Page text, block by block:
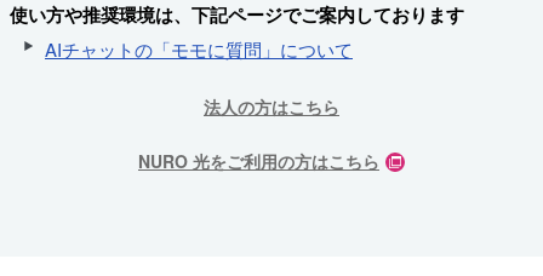
使い方や推奨環境は、下記ページでご案内しております
AIチャットの「モモに質問」について
法人の方はこちら
NURO 光をご利用の方はこちら